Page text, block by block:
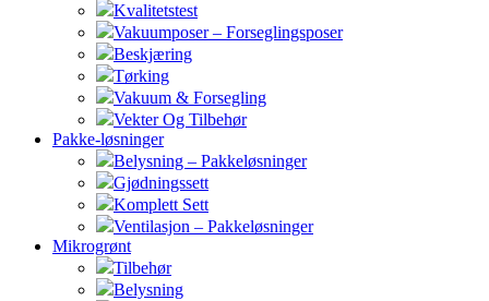
Kvalitetstest
Vakuumposer – Forseglingsposer
Beskjæring
Tørking
Vakuum & Forsegling
Vekter Og Tilbehør
Pakke-løsninger
Belysning – Pakkeløsninger
Gjødningssett
Komplett Sett
Ventilasjon – Pakkeløsninger
Mikrogrønt
Tilbehør
Belysning